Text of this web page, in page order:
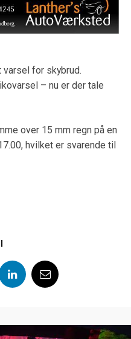
varsel for skybrud.
– nu er der tale
over 15 mm regn på en
hvilket er svarende til